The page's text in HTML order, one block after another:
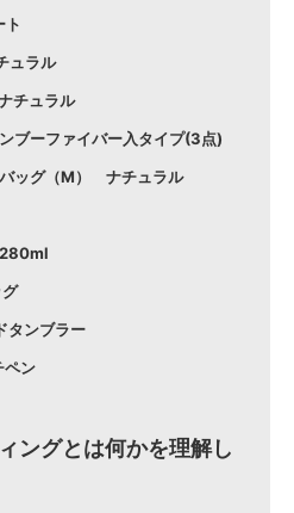
ト
ュラル
チュラル
ブーファイバー入タイプ(3点)
ッグ（M） ナチュラル
タンブラー
ペン
ングとは何かを理解し